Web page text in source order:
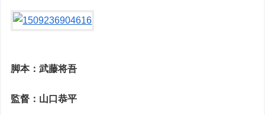
脚本：武藤将吾
監督：山口恭平